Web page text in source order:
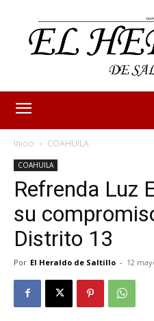
Inicio COAHUILA
COAHUILA
Refrenda Luz
su
Distrito 13
Por El Heraldo de Saltillo - 12